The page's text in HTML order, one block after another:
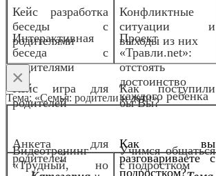
Интерактивная
беседа с
родителями
Проект
«Травли.net»:
отстоять
достоинство
каждого ребенка
Анкета для
родителей
Как вы
разговариваете с
подростком?
Кейс разработка
беседы с
родителями
Конфликтные
ситуации и
выходы из них
Кейс игра для
родителей
Как поступили
бы Вы?
Видеотренинг
«Трудный, но
Учимся общаться
с подростком
×
Тема: «Семья: родители и дети»